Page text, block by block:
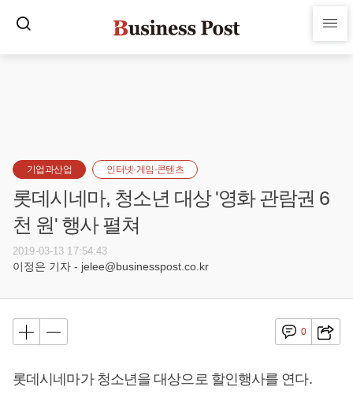
기업과산업 인터넷·게임·콘텐츠
롯데시네마, 청소년 대상 '영화 관람권 6
천 원' 행사 펼쳐
2019-03-13 17:54:43
이정은 기자 - jelee@businesspost.co.kr
0
롯데시네마가 청소년을 대상으로 할인행사를 연다.